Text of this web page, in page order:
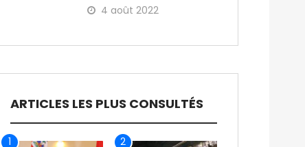
4 août 2022
ARTICLES LES PLUS CONSULTÉS
1 2